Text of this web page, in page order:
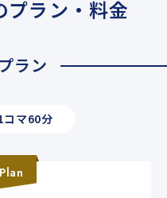
プラン・料金
ラン
コマ60分
Plan